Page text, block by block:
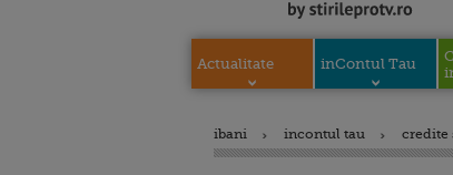
Actualitate inContul Tau
ibani incontul tau credite